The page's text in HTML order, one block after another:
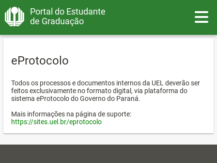
Portal do Estudante
de Graduação
eProtocolo
Todos os processos e documentos internos da UEL deverão ser
feitos exclusivamente no formato digital, via plataforma do
sistema eProtocolo do Governo do Paraná.
Mais informações na página de suporte:
https://sites.uel.br/eprotocolo